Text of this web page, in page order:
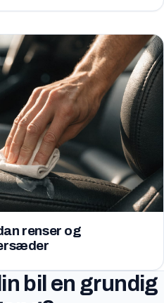
renser og
bil en grundig